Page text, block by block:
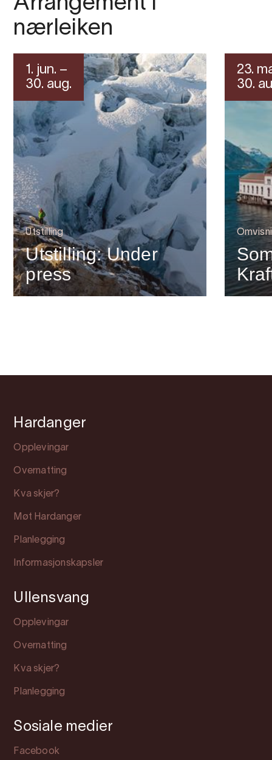
nærleiken
1. jun. –
30. aug.
Utstilling
Utstilling: Under
press
23.
30.
Hardanger
Opplevingar
Overnatting
Kva skjer?
Møt Hardanger
Planlegging
Informasjonskapsler
Ullensvang
Opplevingar
Overnatting
Kva skjer?
Planlegging
Sosiale medier
Facebook